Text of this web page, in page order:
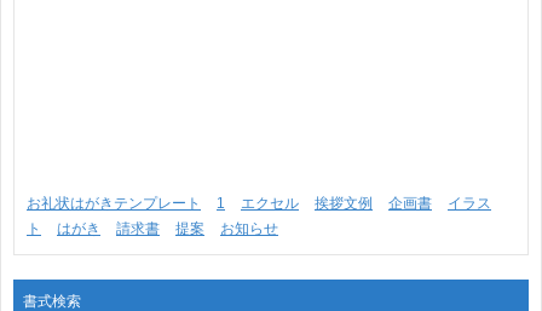
お礼状はがきテンプレート 1 エクセル 挨拶文例 企画書
イラス
ト
はがき 請求書 提案 お知らせ
書式検索